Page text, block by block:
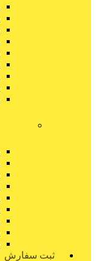
ثبت سفارش